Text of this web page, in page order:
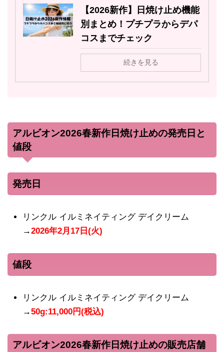
【2026新作】日焼け止め機能
別まとめ！プチプラからデパ
コスまでチェック
続きを見る
アルビオン2026春新作日焼け止めの発売日と
値段
発売日
リンクル イルミネイティング デイクリーム
→2026年2月17日(火)
値段
リンクル イルミネイティング デイクリーム
→50g:11,000円(税込)
アルビオン2026春新作日焼け止めの販売店舗